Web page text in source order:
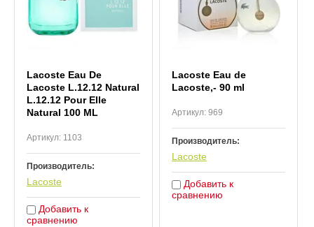
Lacoste Eau De
Lacoste L.12.12 Natural
L.12.12 Pour Elle
Natural 100 ML
Артикул: 1103
Производитель:
Lacoste
Добавить к
сравнению
Lacoste Eau de
Lacoste,- 90 ml
Артикул:969
Производитель:
Lacoste
Добавить к
сравнению